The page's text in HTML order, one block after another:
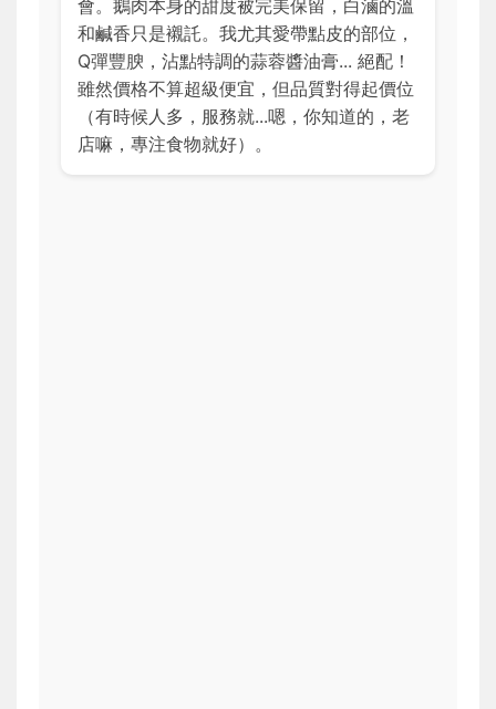
會。鵝肉本身的甜度被完美保留，白滷的溫
和鹹香只是襯託。我尤其愛帶點皮的部位，
Q彈豐腴，沾點特調的蒜蓉醬油膏... 絕配！
雖然價格不算超級便宜，但品質對得起價位
（有時候人多，服務就...嗯，你知道的，老
店嘛，專注食物就好）。